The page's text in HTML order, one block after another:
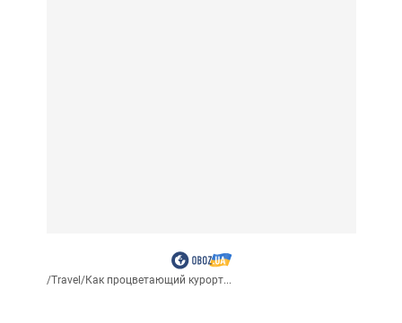
/Travel /Как процветающий курорт...